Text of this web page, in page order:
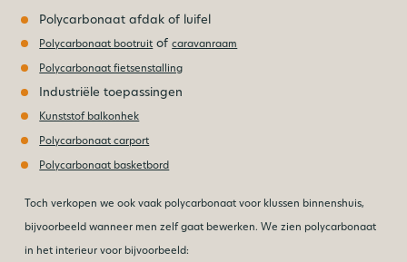
Polycarbonaat afdak of luifel
Polycarbonaat bootruit ofcaravanraam
Polycarbonaat fietsenstalling
Industriële toepassingen
Kunststof balkonhek
Polycarbonaat carport
Polycarbonaat basketbord
Toch verkopen we ook vaak polycarbonaat voor klussen binnenshuis,
bijvoorbeeld wanneer men zelf gaat bewerken. We zien polycarbonaat
in het interieur voor bijvoorbeeld: